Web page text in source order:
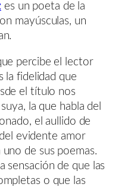
es un poeta de la
mayúsculas, un
percibe el lector
la fidelidad que
el título nos
la que habla del
el aullido de
evidente amor
de sus poemas.
sensación de que las
o que las